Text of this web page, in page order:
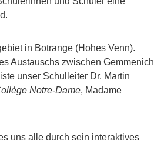
in Botrange (Hohes Venn).
Austauschs zwischen Gemmenich
unser Schulleiter Dr. Martin
Notre-Dame, Madame
uns alle durch sein interaktives